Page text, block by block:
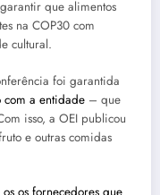
que alimentos
na COP30 com
cultural.
foi garantida
com a entidade – que
isso, a OEI publicou
e outras comidas